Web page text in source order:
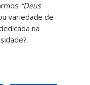
“Deus
variedade de
na